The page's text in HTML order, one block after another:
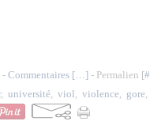
-Commentaires […] - Permalien [#
, université, viol, violence, gore,